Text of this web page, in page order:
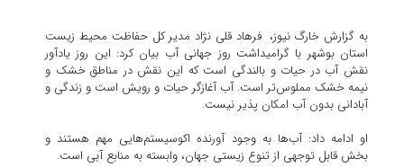
به گزارش خارگ نیوز، فرهاد قلی نژاد مدیر کل حفاظت محیط زیست
استان بوشهر با گرامیداشت روز جهانی آب بیان کرد: این روز یادآور
نقش آب در حیات و بالندگی است که این نقش در مناطق خشک و
نیمه خشک مملوس‌تر است. آب آغازگر حیات و رویش است و زندگی و
آبادانی بدون آب امکان پذیر نیست.
او ادامه داد: آب‌ها به وجود آورنده اکوسیستم‌هایی مهم هستند و
بخش قابل توجهی از تنوع زیستی جهان، وابسته به منابع آبی است.